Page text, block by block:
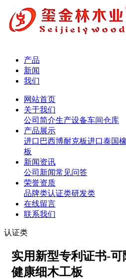
产品
新闻
我们
网站首页
关于我们
公司简介生产设备车间仓库
产品展示
进口巴西博耐克板进口泰国
板
新闻资讯
公司新闻常见问答
荣誉资质
品牌类认证类研发类
在线留言
联系我们
认证类
实用新型专利证书-
健康细木工板